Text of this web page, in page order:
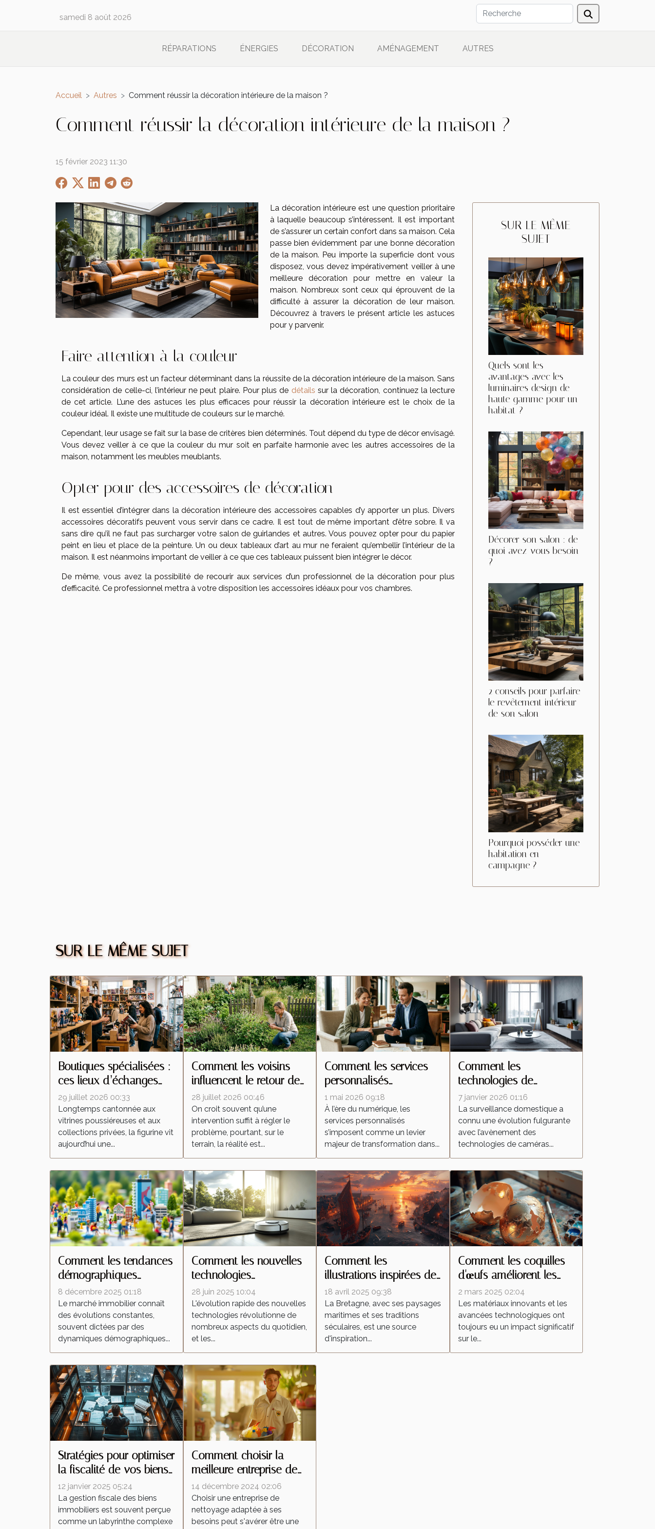
samedi 8 août 2026
RÉPARATIONS ÉNERGIES DÉCORATION AMÉNAGEMENT AUTRES
Accueil Autres Comment réussir la décoration intérieure de la maison ?
Comment réussir la décoration intérieure de la maison ?
15 février 2023 11:30
La décoration intérieure est une question prioritaire
à laquelle beaucoup s’intéressent. Il est important
de s’assurer un certain confort dans sa maison. Cela
passe bien évidemment par une bonne décoration
de la maison. Peu importe la superficie dont vous
disposez, vous devez impérativement veiller à une
meilleure décoration pour mettre en valeur la
maison. Nombreux sont ceux qui éprouvent de la
difficulté à assurer la décoration de leur maison.
Découvrez à travers le présent article les astuces
pour y parvenir.
Faire attention à la couleur
La couleur des murs est un facteur déterminant dans la réussite de la décoration intérieure de la maison. Sans
considération de celle-ci, l’intérieur ne peut plaire. Pour plus de détails sur la décoration, continuez la lecture
de cet article. L’une des astuces les plus efficaces pour réussir la décoration intérieure est le choix de la
couleur idéal. Il existe une multitude de couleurs sur le marché.
Cependant, leur usage se fait sur la base de critères bien déterminés. Tout dépend du type de décor envisagé.
Vous devez veiller à ce que la couleur du mur soit en parfaite harmonie avec les autres accessoires de la
maison, notamment les meubles meublants.
Opter pour des accessoires de décoration
Il est essentiel d’intégrer dans la décoration intérieure des accessoires capables d’y apporter un plus. Divers
accessoires décoratifs peuvent vous servir dans ce cadre. Il est tout de même important d’être sobre. Il va
sans dire qu’il ne faut pas surcharger votre salon de guirlandes et autres. Vous pouvez opter pour du papier
peint en lieu et place de la peinture. Un ou deux tableaux d’art au mur ne feraient qu’embellir l’intérieur de la
maison. Il est néanmoins important de veiller à ce que ces tableaux puissent bien intégrer le décor.
De même, vous avez la possibilité de recourir aux services d’un professionnel de la décoration pour plus
d’efficacité. Ce professionnel mettra à votre disposition les accessoires idéaux pour vos chambres.
SUR LE MÊME
SUJET
Quels sont les
avantages avec les
luminaires design de
haute gamme pour un
habitat ?
Décorer son salon : de
quoi avez-vous besoin
?
2 conseils pour parfaire
le revêtement intérieur
de son salon
Pourquoi posséder une
habitation en
campagne ?
SUR LE MÊME SUJET
Boutiques spécialisées :
ces lieux d’échanges
qui transforment la
culture de la figurine
29 juillet 2026 00:33
Longtemps cantonnée aux
vitrines poussiéreuses et aux
collections privées, la figurine vit
aujourd’hui une...
Comment les voisins
influencent le retour des
insectes malgré une
intervention locale
28 juillet 2026 00:46
On croit souvent qu’une
intervention suffit à régler le
problème, pourtant, sur le
terrain, la réalité est...
Comment les services
personnalisés
redéfinissent les attentes
dans l'industrie
1 mai 2026 09:18
À l’ère du numérique, les
services personnalisés
s’imposent comme un levier
majeur de transformation dans...
Comment les
technologies de
caméras espion
transforment la
surveillance domestique
?
7 janvier 2026 01:16
La surveillance domestique a
connu une évolution fulgurante
avec l’avènement des
technologies de caméras...
Comment les tendances
démographiques
influencent-elles le
marché immobilier ?
8 décembre 2025 01:18
Le marché immobilier connaît
des évolutions constantes,
souvent dictées par des
dynamiques démographiques...
Comment les nouvelles
technologies
transforment-elles les
aspirateurs autonomes ?
28 juin 2025 10:04
L'évolution rapide des nouvelles
technologies révolutionne de
nombreux aspects du quotidien,
et les...
Comment les
illustrations inspirées de
la Bretagne célèbrent la
culture régionale
18 avril 2025 09:38
La Bretagne, avec ses paysages
maritimes et ses traditions
séculaires, est une source
d'inspiration...
Comment les coquilles
d'œufs améliorent les
peintures réfléchissantes
2 mars 2025 02:04
Les matériaux innovants et les
avancées technologiques ont
toujours eu un impact significatif
sur le...
Stratégies pour optimiser
la fiscalité de vos biens
immobiliers
12 janvier 2025 05:24
La gestion fiscale des biens
immobiliers est souvent perçue
comme un labyrinthe complexe
Comment choisir la
meilleure entreprise de
nettoyage pour vos
besoins
14 décembre 2024 02:06
Choisir une entreprise de
nettoyage adaptée à ses
besoins peut s'avérer être une